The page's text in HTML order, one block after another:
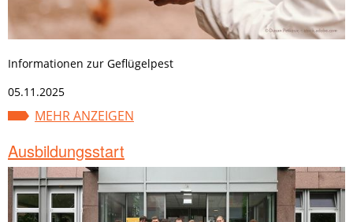
Informationen zur Geflügelpest
05.11.2025
MEHR ANZEIGEN
Ausbildungsstart